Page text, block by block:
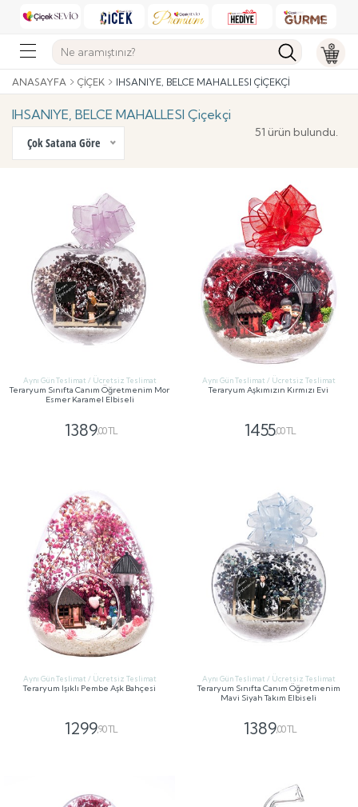
ANASAYFA ÇIÇEK IHSANIYE, BELCE MAHALLESI ÇIÇEKÇI
IHSANIYE, BELCE MAHALLESI Çiçekçi
Çok Satana Göre
51 ürün bulundu.
Aynı Gün Teslimat / Ücretsiz Teslimat
Teraryum Sınıfta Canım Öğretmenim Mor
Esmer Karamel Elbiseli
1389,00 TL
Aynı Gün Teslimat / Ücretsiz Teslimat
Teraryum Aşkımızın Kırmızı Evi
1455,00 TL
Aynı Gün Teslimat / Ücretsiz Teslimat
Teraryum Işıklı Pembe Aşk Bahçesi
1299,90 TL
Aynı Gün Teslimat / Ücretsiz Teslimat
Teraryum Sınıfta Canım Öğretmenim
Mavi Siyah Takım Elbiseli
1389,00 TL